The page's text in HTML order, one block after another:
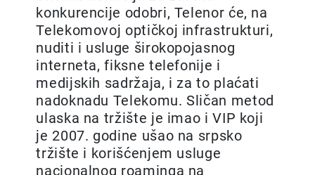
konkurencije odobri, Telenor će, na
Telekomovoj optičkoj infrastrukturi,
nuditi i usluge širokopojasnog
interneta, fiksne telefonije i
medijskih sadržaja, i za to plaćati
nadoknadu Telekomu. Sličan metod
ulaska na tržište je imao i VIP koji
je 2007. godine ušao na srpsko
tržište i korišćenjem usluge
nacionalnog roaminga na